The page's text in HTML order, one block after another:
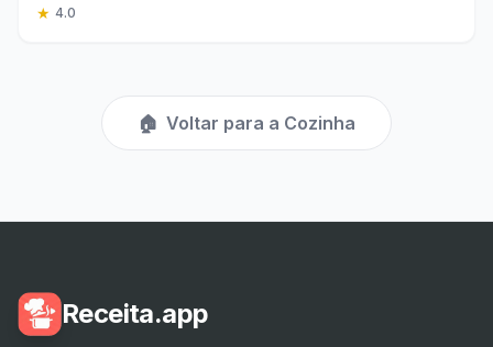
★ 4.0
🏠 Voltar para a Cozinha
Receita.app